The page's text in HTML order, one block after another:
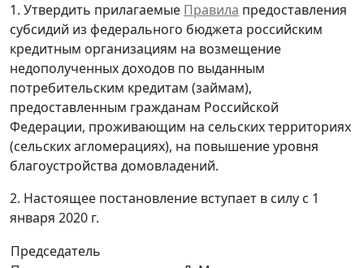
1. Утвердить прилагаемые Правила предоставления
субсидий из федерального бюджета российским
кредитным организациям на возмещение
недополученных доходов по выданным
потребительским кредитам (займам),
предоставленным гражданам Российской
Федерации, проживающим на сельских территориях
(сельских агломерациях), на повышение уровня
благоустройства домовладений.
2. Настоящее постановление вступает в силу с 1
января 2020 г.
Председатель